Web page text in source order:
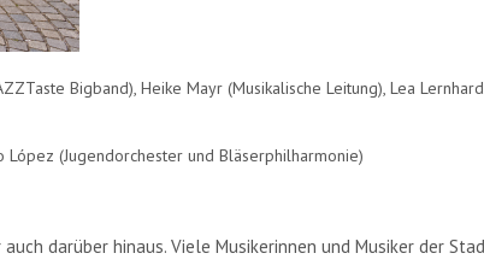
Bigband), Heike Mayr (Musikalische Leitung), Lea
López (Jugendorchester und Bläserphilharmonie)
darüber hinaus. Viele Musikerinnen und Musiker der